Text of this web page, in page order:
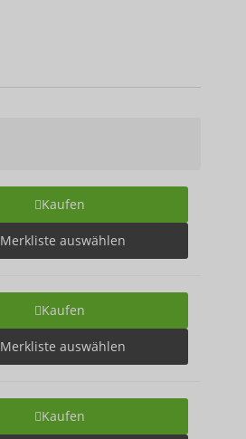
Kaufen
Merkliste auswählen
Kaufen
Merkliste auswählen
Kaufen